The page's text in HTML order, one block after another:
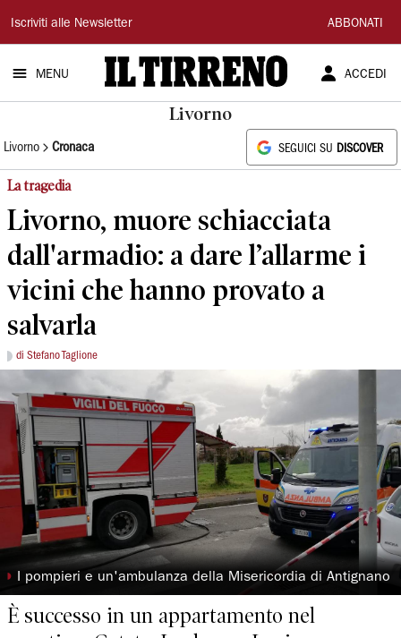
Il
Tirreno
Iscriviti alle Newsletter ABBONATI
MENU ACCEDI
Livorno
Livorno Cronaca SEGUICI SU DISCOVER
La tragedia
Livorno, muore schiacciata
dall'armadio: a dare l’allarme i
vicini che hanno provato a
salvarla
di Stefano Taglione
◗ I pompieri e un'ambulanza della Misericordia di Antignano
È successo in un appartamento nel